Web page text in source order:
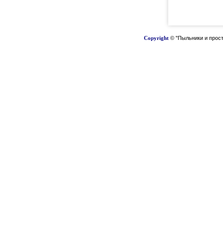
Copyright © "Пыльники и